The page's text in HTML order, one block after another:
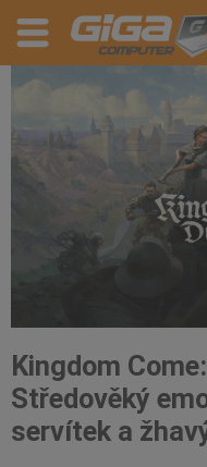
Kingdom
Středověký
servítek a